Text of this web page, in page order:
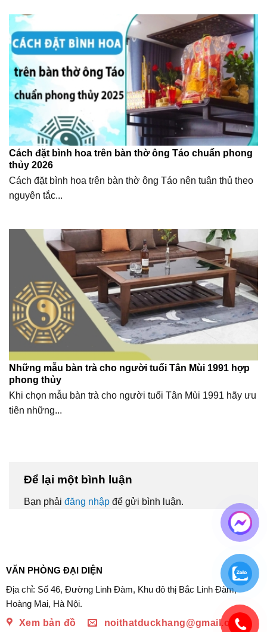
Cách đặt bình hoa trên bàn thờ ông Táo chuẩn phong
thủy 2026
Cách đặt bình hoa trên bàn thờ ông Táo nên tuân thủ theo
nguyên tắc...
Những mẫu bàn trà cho người tuổi Tân Mùi 1991 hợp
phong thủy
Khi chọn mẫu bàn trà cho người tuổi Tân Mùi 1991 hãy ưu
tiên những...
Để lại một bình luận
Bạn phải đăng nhập để gửi bình luận.
VĂN PHÒNG ĐẠI DIỆN
Địa chỉ: Số 46, Đường Linh Đàm, Khu đô thị Bắc Linh Đàm,
Hoàng Mai, Hà Nội.
Xem bản đồ
noithatduckhang@gmail.com